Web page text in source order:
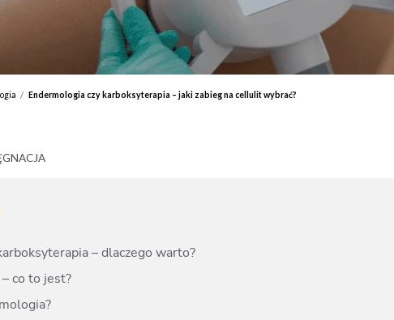
Elektrostymulacja mięśni - efekty, które przekonają
zabiegu
Endermologia – przeciwwskazania, o których warto
Laser aleksandrytowy czy diodowy? Porównanie
/ Endermologia czy karboksyterapia – jaki zabieg na cellulit wybrać?
– dlaczego warto?
co to jest?